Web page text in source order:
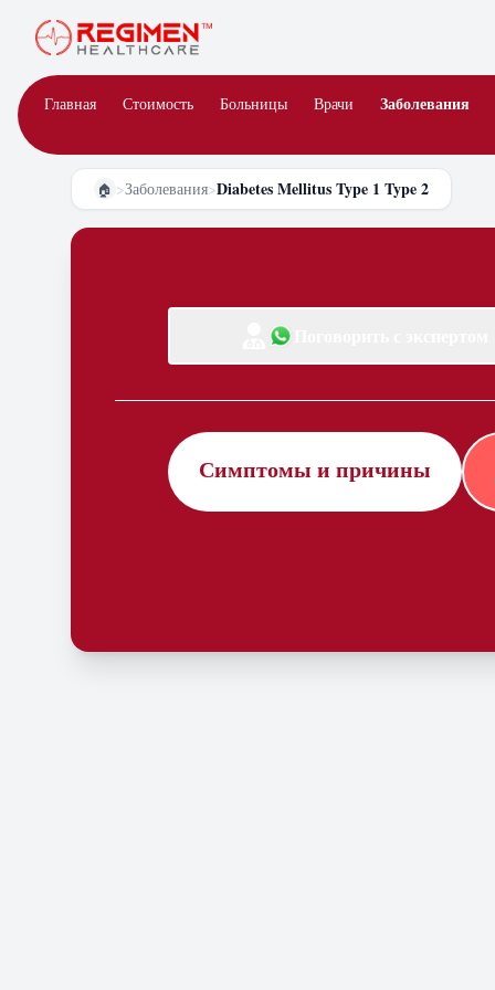
Главная Стоимость Больницы Врачи Заболевания
🏠 >Заболевания>Diabetes Mellitus Type 1 Type 2
Симптомы и причины